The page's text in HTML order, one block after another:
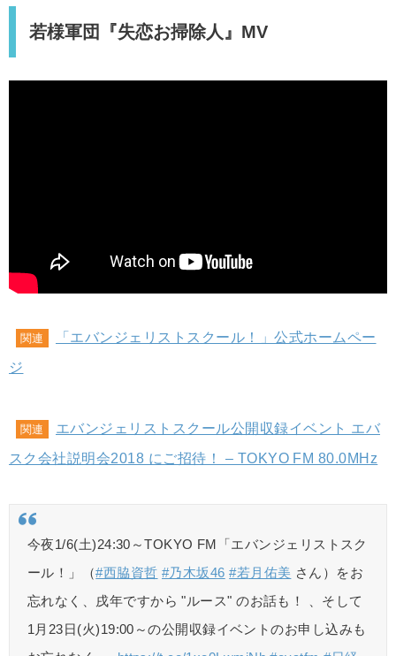
若様軍団『失恋お掃除人』MV
関連
「エバンジェリストスクール！」公式ホームペー
ジ
関連
エバンジェリストスクール公開収録イベント エバ
スク会社説明会2018 にご招待！ – TOKYO FM 80.0MHz
今夜1/6(土)24:30～TOKYO FM「エバンジェリストスク
ール！」（#西脇資哲 #乃木坂46 #若月佑美 さん）をお
忘れなく、戌年ですから "ルース" のお話も！ 、そして
1月23日(火)19:00～の公開収録イベントのお申し込みも